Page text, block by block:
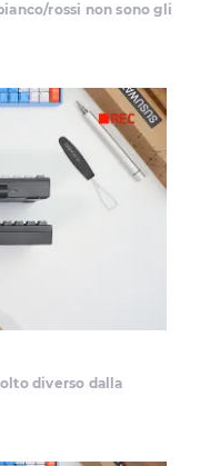
rossi non sono gli
diverso dalla